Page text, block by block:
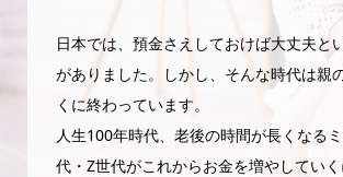
日本では、預金さえしておけば大丈夫と
がありました。しかし、そんな時代は親
くに終わっています。
人生100年時代、老後の時間が長くなる
代・Z世代がこれからお金を増やしてい